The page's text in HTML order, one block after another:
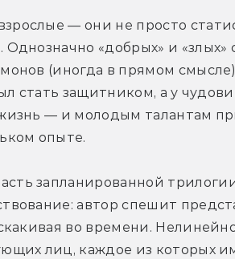
— они не просто
«добрых» и «злых»
(иногда в прямом
стать защитником, а у
— и молодым талантам
опыте.
запланированной
автор спешит
во времени.
лиц, каждое из которых